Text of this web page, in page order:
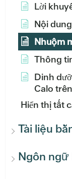
Lời
Nội
Nhuộm
Thông
Dinh
Calo
Hiển thị tất
Tài liệu
Ngôn ngữ